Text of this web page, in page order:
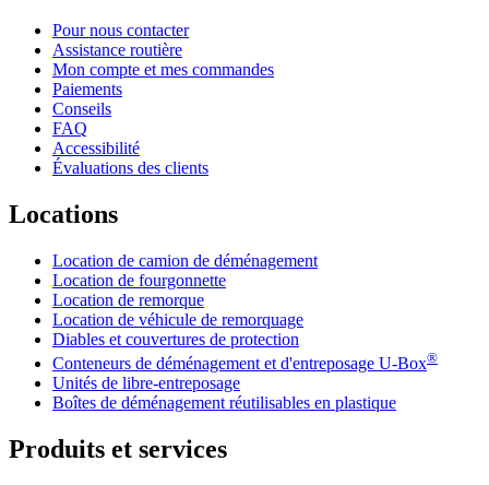
Pour nous contacter
Assistance routière
Mon compte et mes commandes
Paiements
Conseils
FAQ
Accessibilité
Évaluations des clients
Locations
Location de camion de déménagement
Location de fourgonnette
Location de remorque
Location de véhicule de remorquage
Diables et couvertures de protection
Conteneurs de déménagement et d'entreposage U-Box®
Unités de libre-entreposage
Boîtes de déménagement réutilisables en plastique
Produits et services